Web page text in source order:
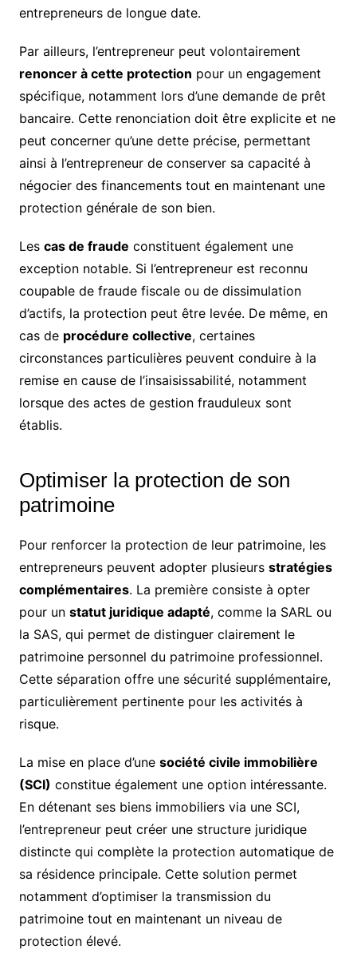
entrepreneurs de longue date.
Par ailleurs, l’entrepreneur peut volontairement
renoncer à cette protection pour un engagement
spécifique, notamment lors d’une demande de prêt
bancaire. Cette renonciation doit être explicite et ne
peut concerner qu’une dette précise, permettant
ainsi à l’entrepreneur de conserver sa capacité à
négocier des financements tout en maintenant une
protection générale de son bien.
Les cas de fraude constituent également une
exception notable. Si l’entrepreneur est reconnu
coupable de fraude fiscale ou de dissimulation
d’actifs, la protection peut être levée. De même, en
cas de procédure collective, certaines
circonstances particulières peuvent conduire à la
remise en cause de l’insaisissabilité, notamment
lorsque des actes de gestion frauduleux sont
établis.
Optimiser la protection de son
patrimoine
Pour renforcer la protection de leur patrimoine, les
entrepreneurs peuvent adopter plusieurs stratégies
complémentaires. La première consiste à opter
pour un statut juridique adapté, comme la SARL ou
la SAS, qui permet de distinguer clairement le
patrimoine personnel du patrimoine professionnel.
Cette séparation offre une sécurité supplémentaire,
particulièrement pertinente pour les activités à
risque.
La mise en place d’une société civile immobilière
(SCI) constitue également une option intéressante.
En détenant ses biens immobiliers via une SCI,
l’entrepreneur peut créer une structure juridique
distincte qui complète la protection automatique de
sa résidence principale. Cette solution permet
notamment d’optimiser la transmission du
patrimoine tout en maintenant un niveau de
protection élevé.